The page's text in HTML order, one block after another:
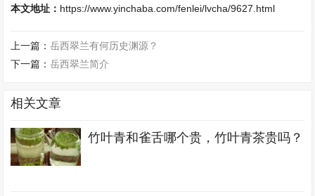
本文地址： https://www.yinchaba.com/fenlei/lvcha/9627.html
上一篇：岳西翠兰有何历史渊源？
下一篇：岳西翠兰简介
相关文章
竹叶青和雀舌哪个贵，竹叶青茶贵吗？